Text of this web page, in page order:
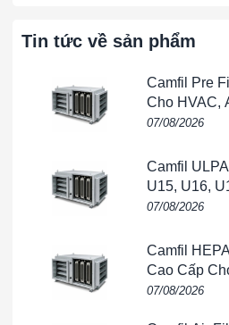
mini, tủ lọc khí.
🌟 Lợi ích khi sử dụng lọc
✅ Khung nhôm chắc chắn, tuổi
✅ Tiết kiệm chi phí bảo trì hệ
Tin tức về sản phẩm
Camfil Pre
Cho HVAC,
Thông Gió
07/08/2026
Camfil
U15, U16,
Bán Dẫn
07/08/2026
Camfil
Cao Cấp
FFU & Nhà
07/08/2026